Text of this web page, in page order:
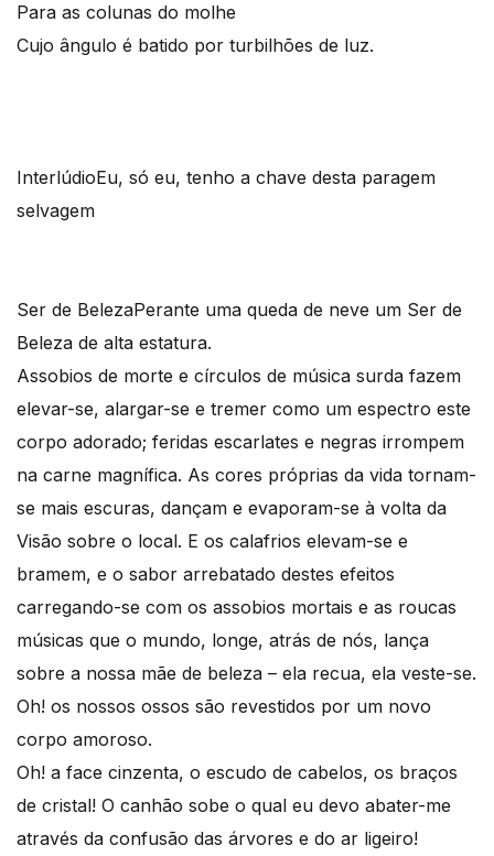
Para as colunas do molhe
Cujo ângulo é batido por turbilhões de luz.
InterlúdioEu, só eu, tenho a chave desta paragem
selvagem
Ser de BelezaPerante uma queda de neve um Ser de
Beleza de alta estatura.
Assobios de morte e círculos de música surda fazem
elevar-se, alargar-se e tremer como um espectro este
corpo adorado; feridas escarlates e negras irrompem
na carne magnífica. As cores próprias da vida tornam-
se mais escuras, dançam e evaporam-se à volta da
Visão sobre o local. E os calafrios elevam-se e
bramem, e o sabor arrebatado destes efeitos
carregando-se com os assobios mortais e as roucas
músicas que o mundo, longe, atrás de nós, lança
sobre a nossa mãe de beleza – ela recua, ela veste-se.
Oh! os nossos ossos são revestidos por um novo
corpo amoroso.
Oh! a face cinzenta, o escudo de cabelos, os braços
de cristal! O canhão sobe o qual eu devo abater-me
através da confusão das árvores e do ar ligeiro!